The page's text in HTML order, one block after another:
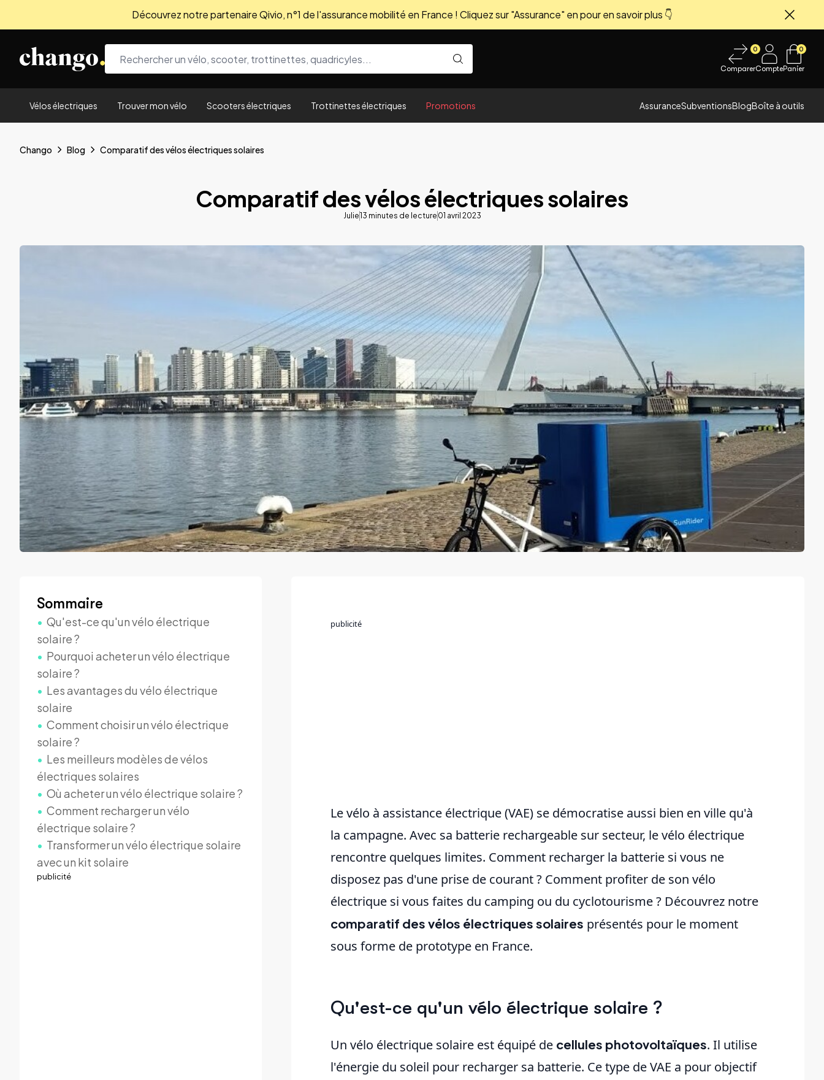
Découvrez notre partenaire Qivio, n°1 de l'assurance mobilité en France ! Cliquez sur "Assurance" en pour en savoir plus 👇
0
ComparerCompte
0
Panier
Vélos électriques Trouver mon vélo Scooters électriques Trottinettes électriques Promotions AssuranceSubventionsBlogBoîte à outils
Chango Blog Comparatif des vélos électriques solaires
Comparatif des vélos électriques solaires
Julie13 minutes de lecture 01 avril 2023
Sommaire
Qu'est-ce qu'un vélo électrique
solaire ?
Pourquoi acheter un vélo électrique
solaire ?
Les avantages du vélo électrique
solaire
Comment choisir un vélo électrique
solaire ?
Les meilleurs modèles de vélos
électriques solaires
Où acheter un vélo électrique solaire ?
Comment recharger un vélo
électrique solaire ?
Transformer un vélo électrique solaire
avec un kit solaire
publicité
publicité
Le vélo à assistance électrique (VAE) se démocratise aussi bien en ville qu'à
la campagne. Avec sa batterie rechargeable sur secteur, le vélo électrique
rencontre quelques limites. Comment recharger la batterie si vous ne
disposez pas d'une prise de courant ? Comment profiter de son vélo
électrique si vous faites du camping ou du cyclotourisme ? Découvrez notre
comparatif des vélos électriques solaires présentés pour le moment
sous forme de prototype en France.
Qu'est-ce qu'un vélo électrique solaire ?
Un vélo électrique solaire est équipé de cellules photovoltaïques. Il utilise
l'énergie du soleil pour recharger sa batterie. Ce type de VAE a pour objectif